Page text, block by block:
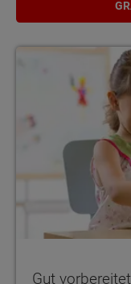
Gut vorbereitet
Gut